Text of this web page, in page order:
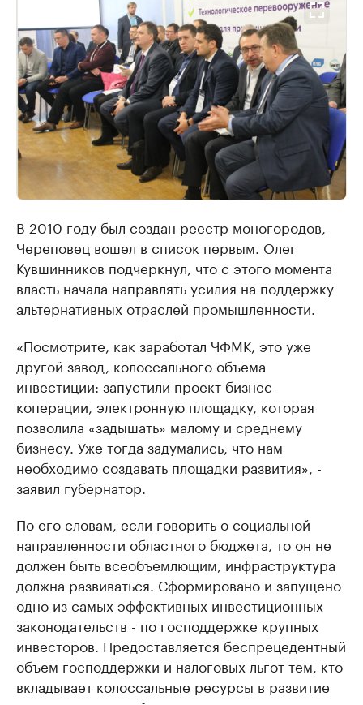
В 2010 году был создан реестр моногородов,
Череповец вошел в список первым. Олег
Кувшинников подчеркнул, что с этого момента
власть начала направлять усилия на поддержку
альтернативных отраслей промышленности.
«Посмотрите, как заработал ЧФМК, это уже
другой завод, колоссального объема
инвестиции: запустили проект бизнес-
коперации, электронную площадку, которая
позволила «задышать» малому и среднему
бизнесу. Уже тогда задумались, что нам
необходимо создавать площадки развития», -
заявил губернатор.
По его словам, если говорить о социальной
направленности областного бюджета, то он не
должен быть всеобъемлющим, инфраструктура
должна развиваться. Сформировано и запущено
одно из самых эффективных инвестиционных
законодательств - по господдержке крупных
инвесторов. Предоставляется беспрецедентный
объем господдержки и налоговых льгот тем, кто
вкладывает колоссальные ресурсы в развитие